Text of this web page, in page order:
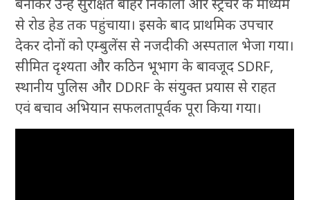
बनाकर उन्हें सुरक्षित बाहर निकाला और स्ट्रेचर के माध्यम
से रोड हेड तक पहुंचाया। इसके बाद प्राथमिक उपचार
देकर दोनों को एम्बुलेंस से नजदीकी अस्पताल भेजा गया।
सीमित दृश्यता और कठिन भूभाग के बावजूद SDRF,
स्थानीय पुलिस और DDRF के संयुक्त प्रयास से राहत
एवं बचाव अभियान सफलतापूर्वक पूरा किया गया।